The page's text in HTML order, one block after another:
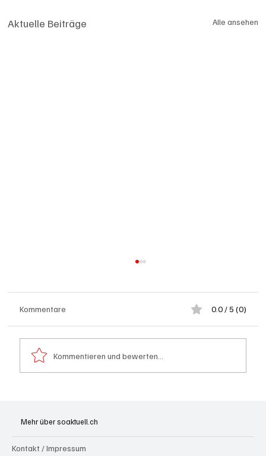
Aktuelle Beiträge Alle ansehen
Kommentare 0.0 / 5 (0)
Kommentieren und bewerten...
Mehr über soaktuell.ch
Kontakt / Impressum